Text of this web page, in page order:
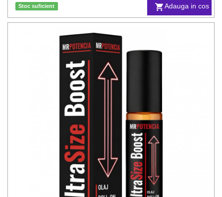
Adauga in cos
Stoc suficient